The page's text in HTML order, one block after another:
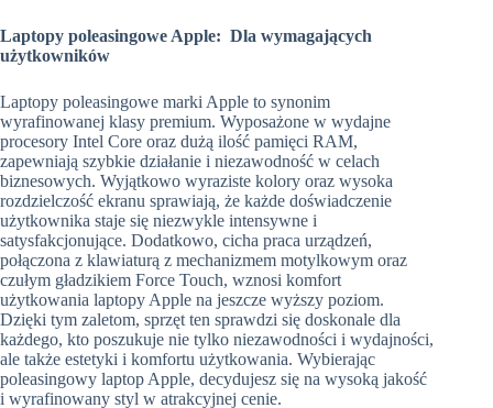
Laptopy poleasingowe Apple: Dla wymagających
użytkowników
Laptopy poleasingowe marki Apple to synonim
wyrafinowanej klasy premium. Wyposażone w wydajne
procesory Intel Core oraz dużą ilość pamięci RAM,
zapewniają szybkie działanie i niezawodność w celach
biznesowych. Wyjątkowo wyraziste kolory oraz wysoka
rozdzielczość ekranu sprawiają, że każde doświadczenie
użytkownika staje się niezwykle intensywne i
satysfakcjonujące. Dodatkowo, cicha praca urządzeń,
połączona z klawiaturą z mechanizmem motylkowym oraz
czułym gładzikiem Force Touch, wznosi komfort
użytkowania laptopy Apple na jeszcze wyższy poziom.
Dzięki tym zaletom, sprzęt ten sprawdzi się doskonale dla
każdego, kto poszukuje nie tylko niezawodności i wydajności,
ale także estetyki i komfortu użytkowania. Wybierając
poleasingowy laptop Apple, decydujesz się na wysoką jakość
i wyrafinowany styl w atrakcyjnej cenie.